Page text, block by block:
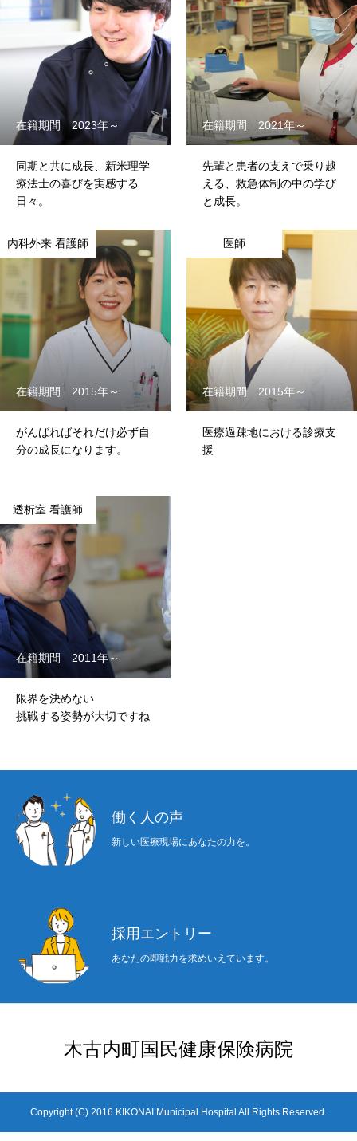
在籍期間 2023年～
同期と共に成長、新米理学
療法士の喜びを実感する
日々。
在籍期間 2021年～
先輩と患者の支えで乗り越
える、救急体制の中の学び
と成長。
内科外来 看護師
在籍期間 2015年～
がんばればそれだけ必ず自
分の成長になります。
医師
在籍期間 2015年～
医療過疎地における診療支
援
透析室 看護師
在籍期間 2011年～
限界を決めない
挑戦する姿勢が大切ですね
働く人の声
新しい医療現場にあなたの力を。
採用エントリー
あなたの即戦力を求めいえています。
木古内町国民健康保険病院
Copyright (C) 2016 KIKONAI Municipal Hospital All Rights Reserved.